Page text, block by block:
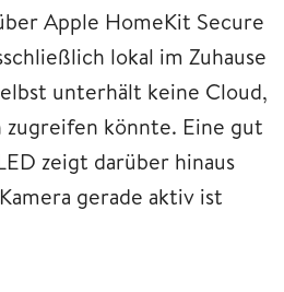
Apple HomeKit Secure
lokal im Zuhause
unterhält keine Cloud,
könnte. Eine gut
zeigt darüber hinaus
gerade aktiv ist